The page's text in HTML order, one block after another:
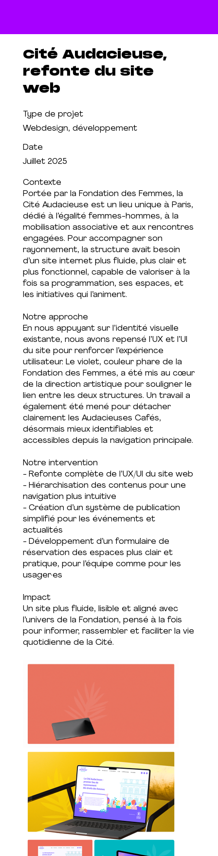
Cité Audacieuse,
refonte du site
web
Type de projet
Webdesign, développement
Date
Juillet 2025
Contexte
Portée par la Fondation des Femmes, la
Cité Audacieuse est un lieu unique à Paris,
dédié à l’égalité femmes-hommes, à la
mobilisation associative et aux rencontres
engagées. Pour accompagner son
rayonnement, la structure avait besoin
d’un site internet plus fluide, plus clair et
plus fonctionnel, capable de valoriser à la
fois sa programmation, ses espaces, et
les initiatives qui l’animent.
Notre approche
En nous appuyant sur l’identité visuelle
existante, nous avons repensé l’UX et l’UI
du site pour renforcer l’expérience
utilisateur. Le violet, couleur phare de la
Fondation des Femmes, a été mis au cœur
de la direction artistique pour souligner le
lien entre les deux structures. Un travail a
également été mené pour détacher
clairement les Audacieuses Cafés,
désormais mieux identifiables et
accessibles depuis la navigation principale.
Notre intervention
- Refonte complète de l’UX/UI du site web
- Hiérarchisation des contenus pour une
navigation plus intuitive
- Création d’un système de publication
simplifié pour les événements et
actualités
- Développement d’un formulaire de
réservation des espaces plus clair et
pratique, pour l’équipe comme pour les
usager·es
Impact
Un site plus fluide, lisible et aligné avec
l’univers de la Fondation, pensé à la fois
pour informer, rassembler et faciliter la vie
quotidienne de la Cité.